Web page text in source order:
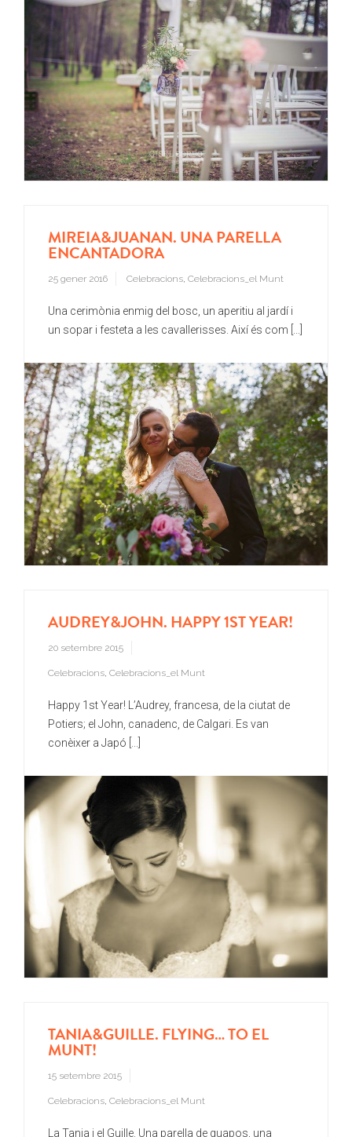
MIREIA&JUANAN. UNA PARELLA
ENCANTADORA
25 gener 2016 Celebracions, Celebracions_el Munt
Una cerimònia enmig del bosc, un aperitiu al jardí i
un sopar i festeta a les cavallerisses. Així és com [...]
AUDREY&JOHN. HAPPY 1ST YEAR!
20 setembre 2015
Celebracions Celebracions_el Munt
Happy 1st Year! L’Audrey, francesa, de la ciutat de
Potiers; el John, canadenc, de Calgari. Es van
conèixer a Japó [...]
TANIA&GUILLE. FLYING… TO EL
MUNT!
15 setembre 2015
Celebracions, Celebracions_el Munt
La Tania i el Guille. Una parella de guapos, una